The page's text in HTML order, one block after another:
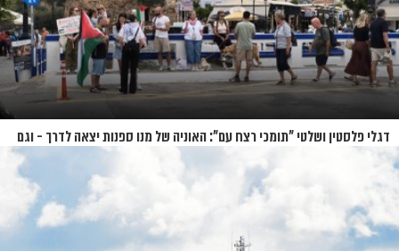
דגלי פלסטין ושלטי "תומכי רצח עם": האוניה של מנו ספנות יצאה לדרך - וגם
המחאות